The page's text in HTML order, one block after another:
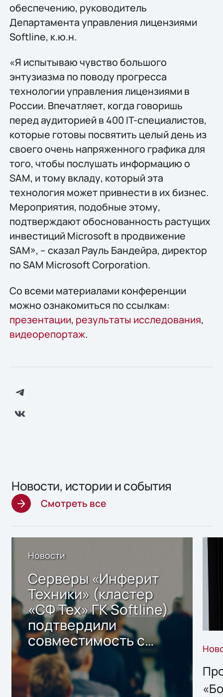
обеспечению, руководитель
Департамента управления лицензиями
Softline, к.ю.н.
«Я испытываю чувство большого
энтузиазма по поводу прогресса
технологии управления лицензиями в
России. Впечатляет, когда говоришь
перед аудиторией в 400 IT-специалистов,
которые готовы посвятить целый день из
своего очень напряженного графика для
того, чтобы послушать информацию о
SAM, и тому вкладу, который эта
технология может привнести в их бизнес.
Мероприятия, подобные этому,
подтверждают обоснованность растущих
инвестиций Microsoft в продвижение
SAM», – сказал Рауль Бандейра, директор
по SAM Microsoft Corporation.
Со всеми материалами конференции
можно ознакомиться по ссылкам:
презентации, результаты исследования,
видеорепортаж.
Новости, истории и события
Смотреть все
Новости
Серверы «Инферит
Техники» (кластер
«СФ Тех» ГК Softline)
подтвердили
совместимость с
решением Sharx
Storage 2.x для
хранения данных